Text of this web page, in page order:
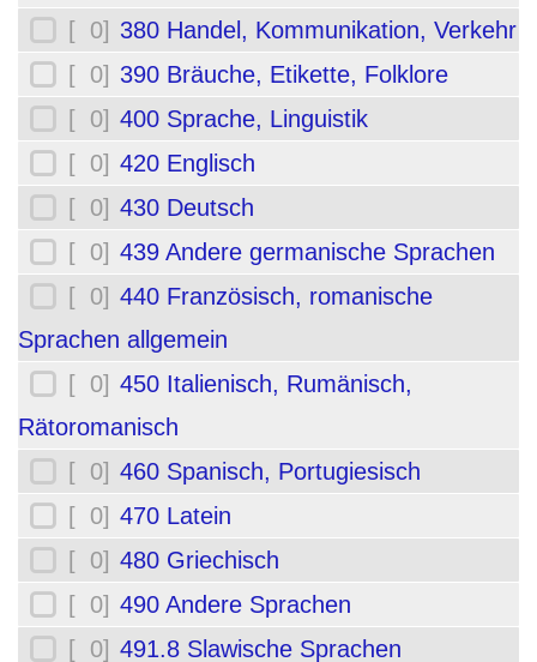
[ 0] 380 Handel, Kommunikation, Verkehr
[ 0] 390 Bräuche, Etikette, Folklore
[ 0] 400 Sprache, Linguistik
[ 0] 420 Englisch
[ 0] 430 Deutsch
[ 0] 439 Andere germanische Sprachen
[ 0] 440 Französisch, romanische
Sprachen allgemein
[ 0] 450 Italienisch, Rumänisch,
Rätoromanisch
[ 0] 460 Spanisch, Portugiesisch
[ 0] 470 Latein
[ 0] 480 Griechisch
[ 0] 490 Andere Sprachen
[ 0] 491.8 Slawische Sprachen